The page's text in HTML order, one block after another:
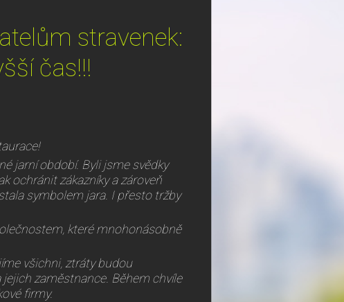
stravenek:
čas!!!
jarní období. Byli jsme svědky
ochránit zákazníky a zároveň
symbolem jara. I přesto tržby
které mnohonásobně
všichni, ztráty budou
zaměstnance. Během chvíle
firmy.